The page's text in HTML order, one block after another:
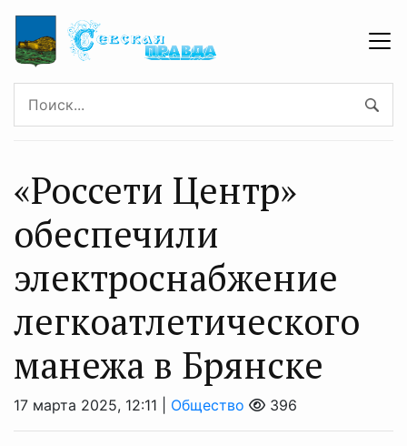
«Россети Центр»
обеспечили
электроснабжение
легкоатлетического
манежа в Брянске
17 марта 2025, 12:11 | Общество 396